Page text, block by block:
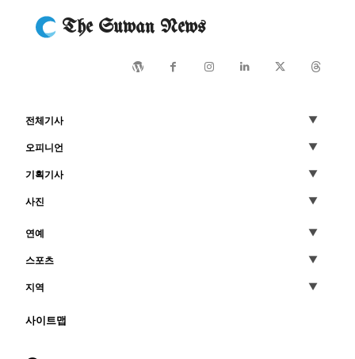
The Suwan News
전체기사
오피니언
기획기사
사진
연예
스포츠
지역
사이트맵